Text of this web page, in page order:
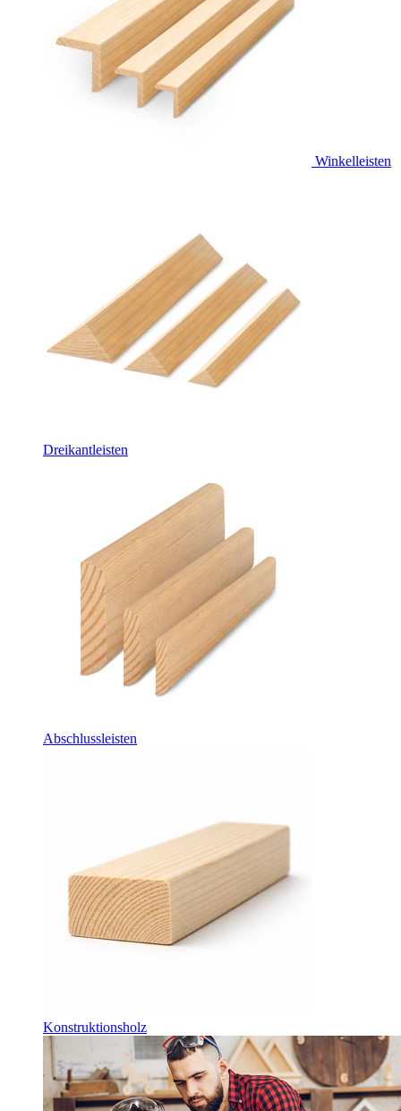
Winkelleisten
Dreikantleisten
Abschlussleisten
Konstruktionsholz